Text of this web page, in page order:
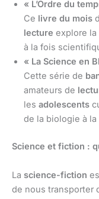
« L’Ordre du
Ce livre du mois
lecture explore la
à la fois
« La Science en
Cette série de
amateurs de
les adolescents
de la biologie à
Science et fiction :
La science-fiction
de nous transporter